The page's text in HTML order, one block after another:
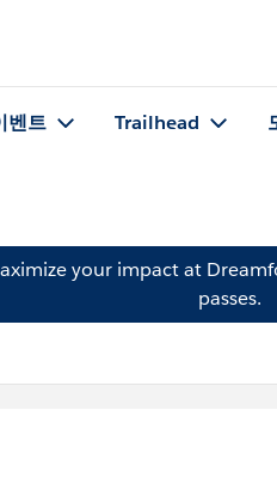
벤트 Trailhead
your impact at
passes.